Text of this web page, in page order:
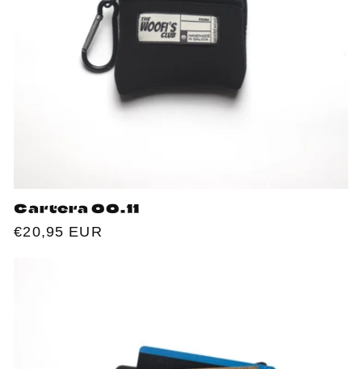
Cartera 00.11
Regular
€20,95 EUR